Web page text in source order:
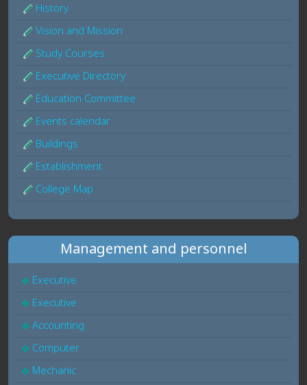
History
Vision and Mission
Study Courses
Executive Directory
Education Committee
Events calendar
Buildings
Establishment
College Map
Management and personnel
Executive
Executive
Accounting
Computer
Mechanic